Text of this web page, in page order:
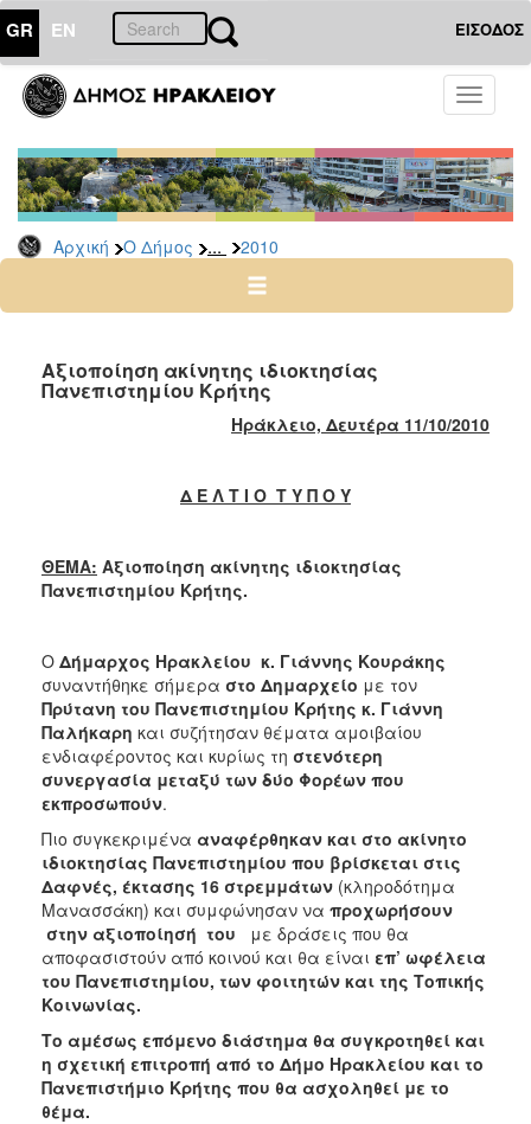
GR EN ΕΙΣΟΔΟΣ
Toggle
Αρχική Ο Δήμος ... 2010
ΔΗΜΟΣ
Δελτία
Τύπου
Αρχείο
2026
2024
2022
2017
2016
2013
2012
2011
2010
2006
ΤΟΠΟΣ
ΑΝΘΕΚΤΙΚΗ
ΠΟΛΗ
Αξιοποίηση ακίνητης ιδιοκτησίας
Πανεπιστημίου Κρήτης
Ηράκλειο, Δευτέρα 11/10/2010
Δ Ε Λ Τ Ι Ο Τ Υ Π Ο Υ
ΘΕΜΑ: Αξιοποίηση ακίνητης ιδιοκτησίας
Πανεπιστημίου Κρήτης.
Ο Δήμαρχος Ηρακλείου κ. Γιάννης Κουράκης
συναντήθηκε σήμερα στο Δημαρχείο με τον
Πρύτανη του Πανεπιστημίου Κρήτης κ. Γιάννη
Παλήκαρη και συζήτησαν θέματα αμοιβαίου
ενδιαφέροντος και κυρίως τη στενότερη
συνεργασία μεταξύ των δύο Φορέων που
εκπροσωπούν.
Πιο συγκεκριμένα αναφέρθηκαν και στο ακίνητο
ιδιοκτησίας Πανεπιστημίου που βρίσκεται στις
Δαφνές, έκτασης 16 στρεμμάτων (κληροδότημα
Μανασσάκη) και συμφώνησαν να προχωρήσουν
στην αξιοποίησή του με δράσεις που θα
αποφασιστούν από κοινού και θα είναι επ’ ωφέλεια
του Πανεπιστημίου, των φοιτητών και της Τοπικής
Κοινωνίας.
Το αμέσως επόμενο διάστημα θα συγκροτηθεί και
η σχετική επιτροπή από το Δήμο Ηρακλείου και το
Πανεπιστήμιο Κρήτης που θα ασχοληθεί με το
θέμα.